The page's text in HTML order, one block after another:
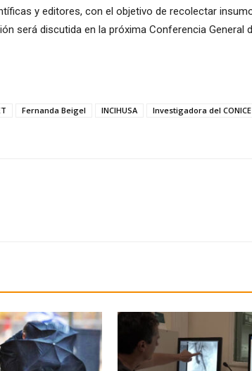
y editores, con el objetivo de recolectar
será discutida en la próxima Conferencia General
Fernanda Beigel INCIHUSA Investigadora del